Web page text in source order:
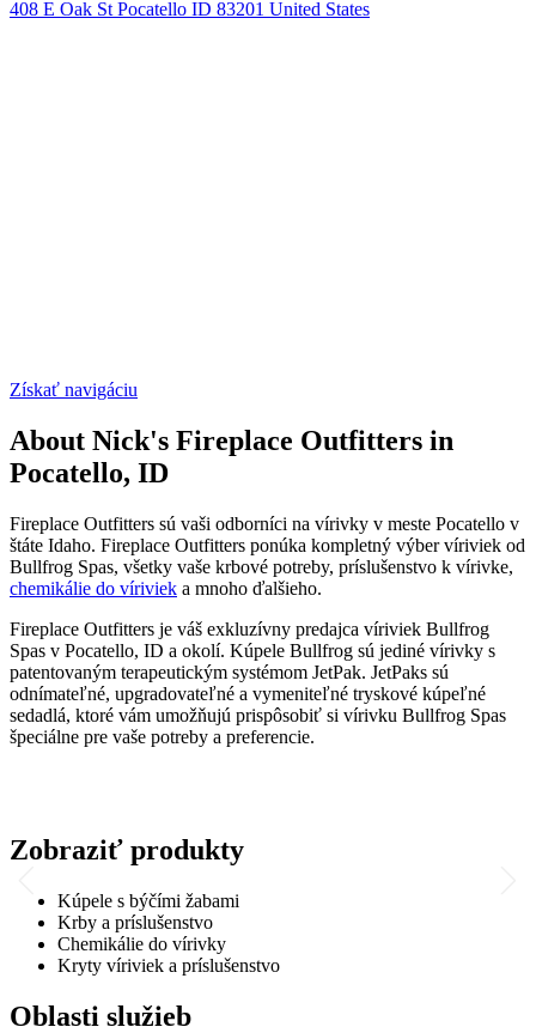
408 E Oak St Pocatello ID 83201 United States
Získať navigáciu
About Nick's Fireplace Outfitters in
Pocatello, ID
Fireplace Outfitters sú vaši odborníci na vírivky v meste Pocatello v
štáte Idaho. Fireplace Outfitters ponúka kompletný výber víriviek od
Bullfrog Spas, všetky vaše krbové potreby, príslušenstvo k vírivke,
chemikálie do víriviek a mnoho ďalšieho.
Fireplace Outfitters je váš exkluzívny predajca víriviek Bullfrog
Spas v Pocatello, ID a okolí. Kúpele Bullfrog sú jediné vírivky s
patentovaným terapeutickým systémom JetPak. JetPaks sú
odnímateľné, upgradovateľné a vymeniteľné tryskové kúpeľné
sedadlá, ktoré vám umožňujú prispôsobiť si vírivku Bullfrog Spas
špeciálne pre vaše potreby a preferencie.
Zobraziť produkty
Kúpele s býčími žabami
Krby a príslušenstvo
Chemikálie do vírivky
Kryty víriviek a príslušenstvo
Oblasti služieb